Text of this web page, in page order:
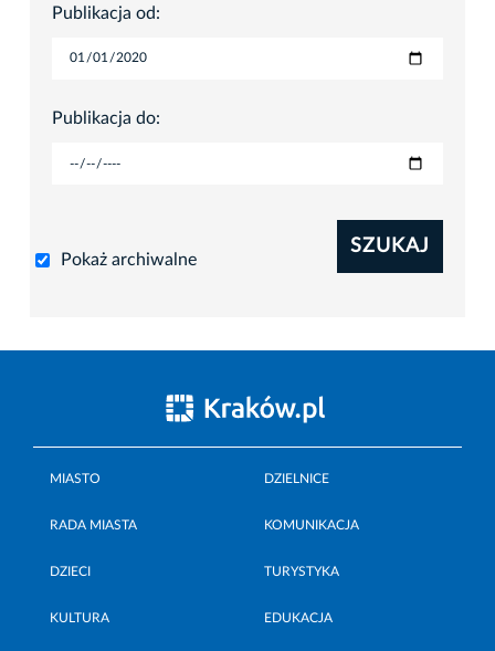
Publikacja od:
Publikacja do:
Pokaż archiwalne
SZUKAJ
MIASTO DZIELNICE
RADA MIASTA KOMUNIKACJA
DZIECI TURYSTYKA
KULTURA EDUKACJA